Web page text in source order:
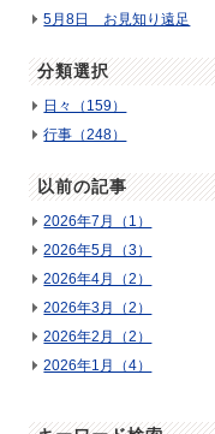
5月8日 お見知り遠足
分類選択
日々（159）
行事（248）
以前の記事
2026年7月（1）
2026年5月（3）
2026年4月（2）
2026年3月（2）
2026年2月（2）
2026年1月（4）